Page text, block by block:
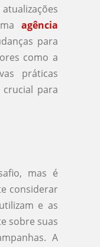
agência
para
como a
práticas
para
mas é
considerar
e as
sobre suas
A